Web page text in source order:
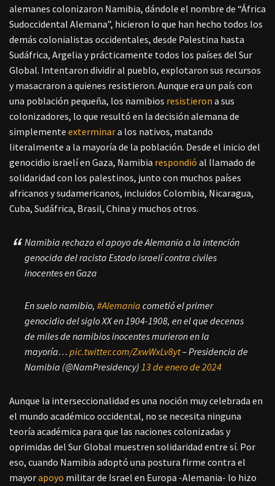
alemanes colonizaron Namibia, dándole el nombre de “África
Sudoccidental Alemana”, hicieron lo que han hecho todos los
demás colonialistas occidentales, desde Palestina hasta
Sudáfrica, Argelia y prácticamente todos los países del Sur
Global. Intentaron dividir al pueblo, explotaron sus recursos
y masacraron a quienes resistieron. Aunque era un país con
una población pequeña, los namibios resistieron a sus
colonizadores, lo que resultó en la decisión alemana de
simplemente exterminara los nativos, matando
literalmente a la mayoría de la población. Desde el inicio del
genocidio israelí en Gaza, Namibia respondió al llamado de
solidaridad con los palestinos, junto con muchos países
africanos y sudamericanos, incluidos Colombia, Nicaragua,
Cuba, Sudáfrica, Brasil, China y muchos otros.
Namibia rechaza el apoyo de Alemania a la intención
genocida del racista Estado israelí contra civiles
inocentes en Gaza
En suelo namibio, #Alemania cometió el primer
genocidio del siglo XX en 1904-1908, en el que decenas
de miles de namibios inocentes murieron en la
mayoría… pic.twitter.com/ZxwWxLv8yt– Presidencia de
Namibia (@NamPresidency) 13 de enero de 2024
Aunque la interseccionalidad es una noción muy celebrada en
el mundo académico occidental, no se necesita ninguna
teoría académica para que las naciones colonizadas y
oprimidas del Sur Global muestren solidaridad entre sí. Por
eso, cuando Namibia adoptó una postura firme contra el
mayorapoyo militar de Israel en Europa -Alemania- lo hizo